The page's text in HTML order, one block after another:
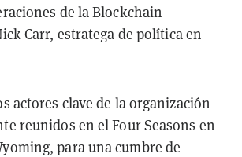
de la Blockchain
Carr, estratega de política en
actores clave de la organización
reunidos en el Four Seasons en
para una cumbre de